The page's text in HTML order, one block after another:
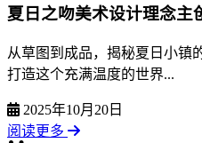
夏日之吻美术设计理念主
从草图到成品，揭秘夏日小镇
打造这个充满温度的世界...
2025年10月20日
阅读更多